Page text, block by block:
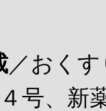
／おく
号、新